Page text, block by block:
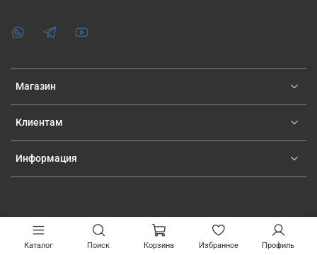
Магазин
Клиентам
Информация
Каталог Поиск Корзина Избранное Профиль